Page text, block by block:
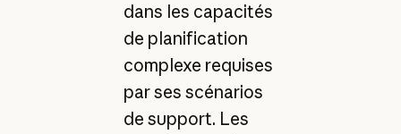
dans les capacités
de planification
complexe requises
par ses scénarios
de support. Les